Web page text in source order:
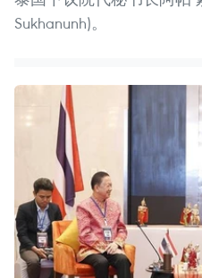
Sukhanunh)。